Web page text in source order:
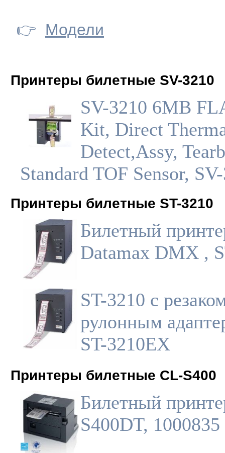
👉 Модели
Принтеры билетные SV-3210
SV-3210 6MB
Kit, Direct
Detect,Assy,
Standard TOF Sensor,
Принтеры билетные ST-3210
Билетный
Datamax DMX ,
ST-3210 с
рулонным
ST-3210EX
Принтеры билетные CL-S400
Билетный
S400DT, 1000835